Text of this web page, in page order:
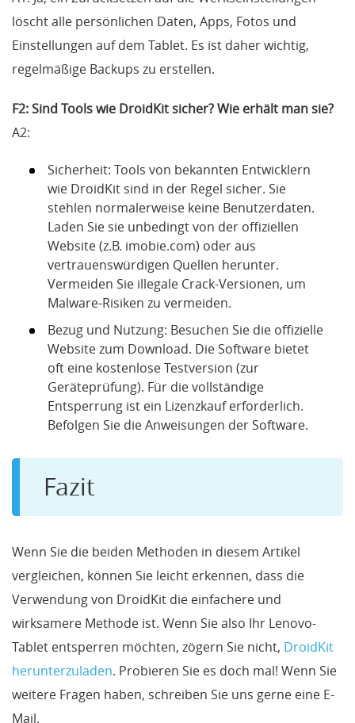
löscht alle persönlichen Daten, Apps, Fotos und
Einstellungen auf dem Tablet. Es ist daher wichtig,
regelmäßige Backups zu erstellen.
F2: Sind Tools wie DroidKit sicher? Wie erhält man sie?
A2:
Sicherheit: Tools von bekannten Entwicklern
wie DroidKit sind in der Regel sicher. Sie
stehlen normalerweise keine Benutzerdaten.
Laden Sie sie unbedingt von der offiziellen
Website (z.B. imobie.com) oder aus
vertrauenswürdigen Quellen herunter.
Vermeiden Sie illegale Crack-Versionen, um
Malware-Risiken zu vermeiden.
Bezug und Nutzung: Besuchen Sie die offizielle
Website zum Download. Die Software bietet
oft eine kostenlose Testversion (zur
Geräteprüfung). Für die vollständige
Entsperrung ist ein Lizenzkauf erforderlich.
Befolgen Sie die Anweisungen der Software.
Fazit
Wenn Sie die beiden Methoden in diesem Artikel
vergleichen, können Sie leicht erkennen, dass die
Verwendung von DroidKit die einfachere und
wirksamere Methode ist. Wenn Sie also Ihr Lenovo-
Tablet entsperren möchten, zögern Sie nicht, DroidKit
herunterzuladen. Probieren Sie es doch mal! Wenn Sie
weitere Fragen haben, schreiben Sie uns gerne eine E-
Mail.